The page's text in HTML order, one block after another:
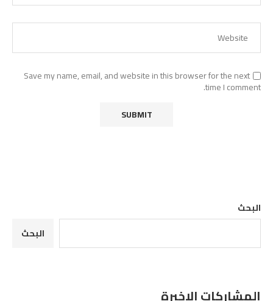
Save my name, email, and website in this browser for the next
time I comment.
البحث
البحث
المشاركات الاخيرة